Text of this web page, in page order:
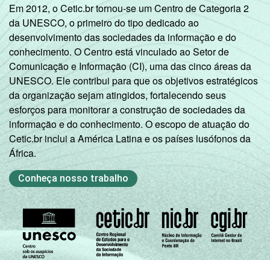
Em 2012, o Cetic.br tornou-se um Centro de Categoria 2
da UNESCO, o primeiro do tipo dedicado ao
desenvolvimento das sociedades da informação e do
conhecimento. O Centro está vinculado ao Setor de
Comunicação e Informação (CI), uma das cinco áreas da
UNESCO. Ele contribui para que os objetivos estratégicos
da organização sejam atingidos, fortalecendo seus
esforços para monitorar a construção de sociedades da
informação e do conhecimento. O escopo de atuação do
Cetic.br inclui a América Latina e os países lusófonos da
África.
Conheça nosso trabalho